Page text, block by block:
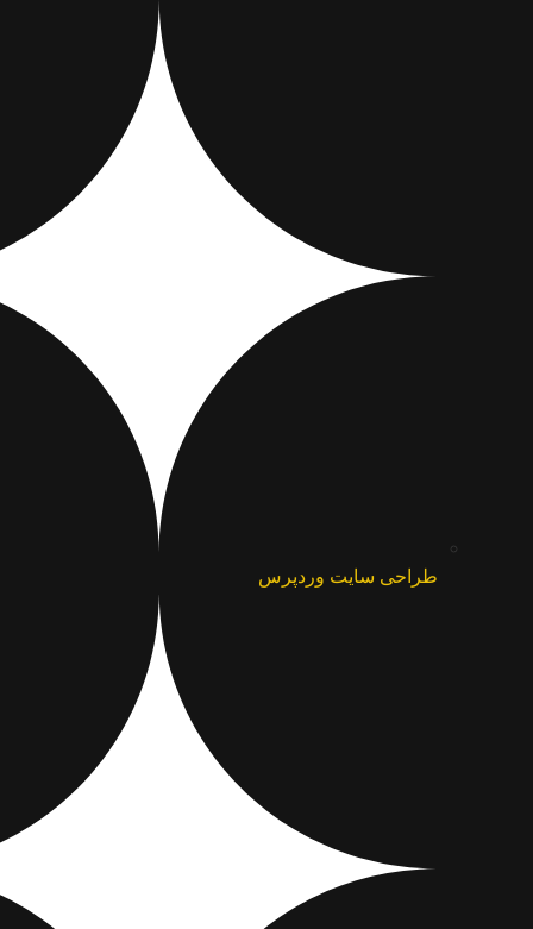
طراحی سایت وردپرس